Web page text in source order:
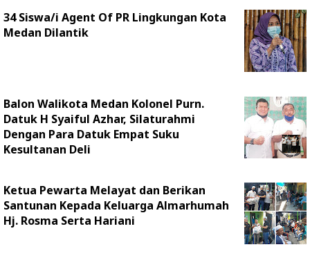
34 Siswa/i Agent Of PR Lingkungan Kota
Medan Dilantik
Balon Walikota Medan Kolonel Purn.
Datuk H Syaiful Azhar, Silaturahmi
Dengan Para Datuk Empat Suku
Kesultanan Deli
Ketua Pewarta Melayat dan Berikan
Santunan Kepada Keluarga Almarhumah
Hj. Rosma Serta Hariani